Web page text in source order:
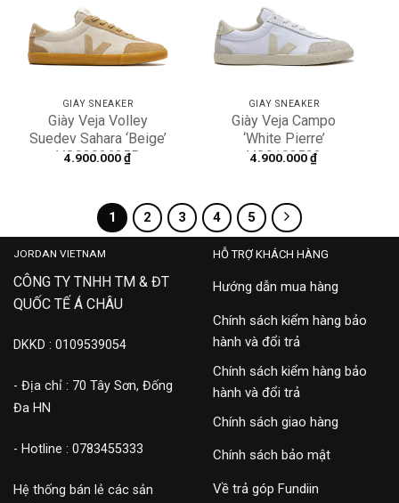
wishlist
GIÀY SNEAKER
Giày Veja Volley
Suedev Sahara ‘Beige’
VO0303635B
4.900.000₫
wishlist
GIÀY SNEAKER
Giày Veja Campo
‘White Pierre’
VO0103523
4.900.000₫
1 2 3 4 5
JORDAN VIETNAM
CÔNG TY TNHH TM & ĐT
QUỐC TẾ Á CHÂU
DKKD : 0109539054
- Địa chỉ : 70 Tây Sơn, Đống
Đa HN
- Hotline : 0783455333
Hệ thống bán lẻ các sản
HỖ TRỢ KHÁCH HÀNG
Hướng dẫn mua hàng
Chính sách kiểm hàng bảo
hành và đổi trả
Chính sách kiểm hàng bảo
hành và đổi trả
Chính sách giao hàng
Chính sách bảo mật
Về trả góp Fundiin